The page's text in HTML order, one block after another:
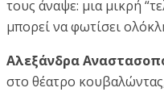
τους άναψε: μια μικρή
μπορεί να φωτίσει
Αλεξάνδρα
στο θέατρο